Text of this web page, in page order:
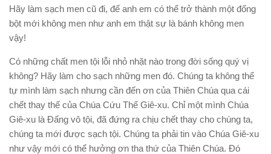
Hãy làm sạch men cũ đi, để anh em có thể trở thành một đống
bột mới không men như anh em thật sự là bánh không men
vậy!
Có những chất men tội lỗi nhỏ nhặt nào trong đời sống quý vị
không? Hãy làm cho sạch những men đó. Chúng ta không thể
tự mình làm sạch nhưng cần đến ơn của Thiên Chúa qua cái
chết thay thế của Chúa Cứu Thế Giê-xu. Chỉ một mình Chúa
Giê-xu là Đấng vô tội, đã đứng ra chịu chết thay cho chúng ta,
chúng ta mới được sạch tội. Chúng ta phải tin vào Chúa Giê-xu
như vậy mới có thể hưởng ơn tha thứ của Thiên Chúa. Đó